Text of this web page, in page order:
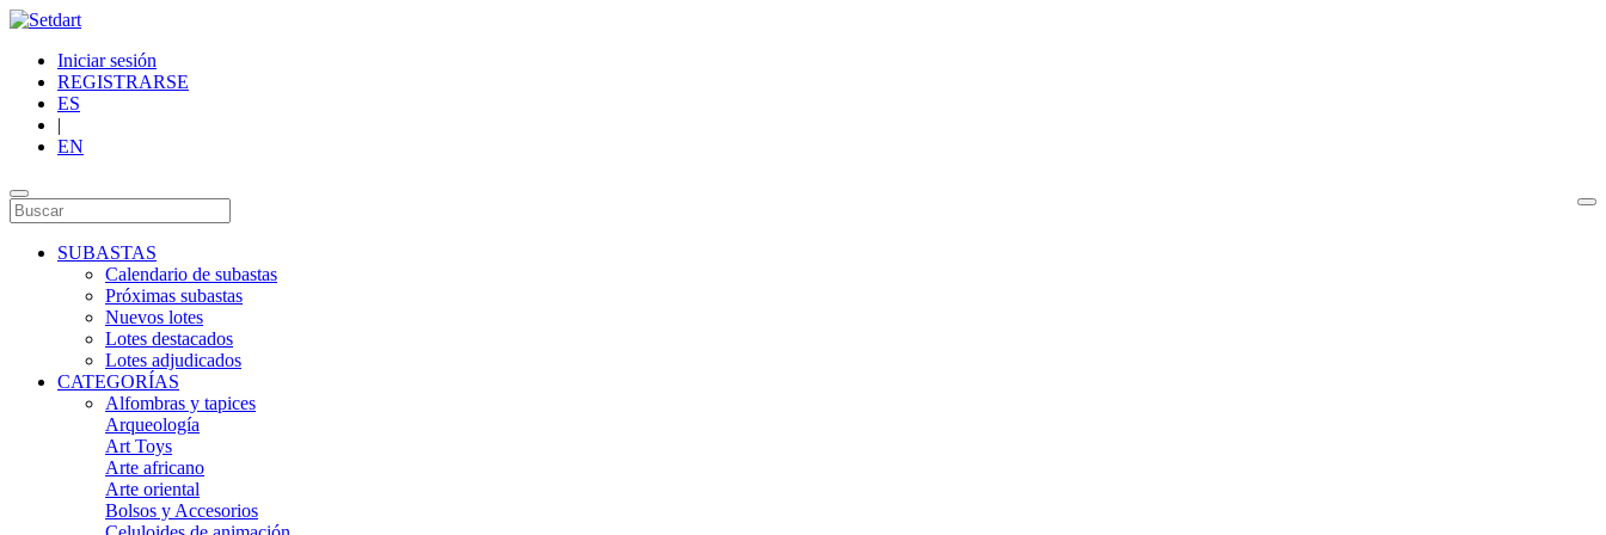
Iniciar sesión
REGISTRARSE
ES
|
EN
SUBASTAS
Calendario de subastas
Próximas subastas
Nuevos lotes
Lotes destacados
Lotes adjudicados
CATEGORÍAS
Alfombras y tapices
Arqueología
Art Toys
Arte africano
Arte oriental
Bolsos y Accesorios